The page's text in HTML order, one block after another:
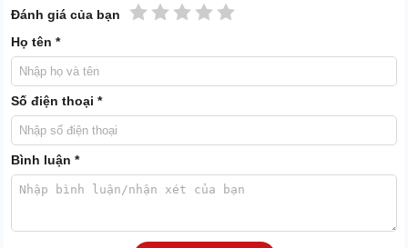
Việc ứng dụng khí nén vào công việc xây dựng giúp người lao
động giảm thiểu được tối đa sức lực, nhân công trong việc đục,
khoan, cắt bê tông.
Trong ngành chế tạo bao bì, thực phẩm
Khí nén được sử dụng cho những dây chuyền sản xuất và đóng
gói thực phẩm. Vệ sinh bao bì, làm mát nhanh các thực phẩm,...
Đánh giá của bạn 5 sao
4 sao
3 sao
2 sao
1 sao
Họ tên *
Số điện thoại *
Bình luận *